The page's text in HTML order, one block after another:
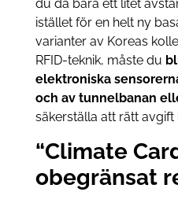
du då bara ett litet
istället för en helt ny
varianter av Koreas
RFID-teknik, måste du
elektroniska
och av tunnelbanan
säkerställa att rätt avgift
“Climate
obegränsat